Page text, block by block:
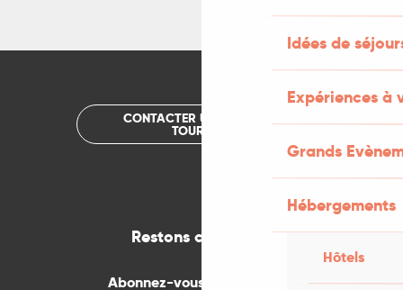
Idées de
Expériences à
Grands
Hébergements
Hôtels
CONTACTER UN OFFICE DE
TOURISME
Restons connectés
Abonnez-vous gratuitement